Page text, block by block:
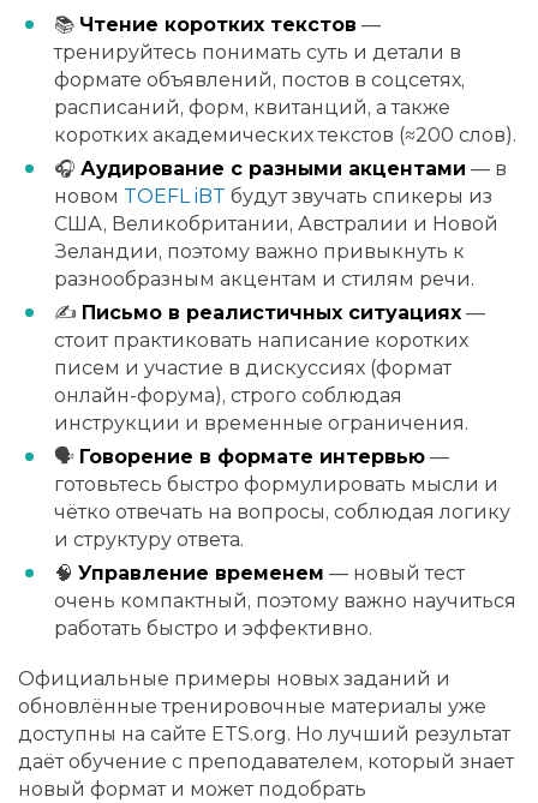
📚 Чтение коротких текстов —
тренируйтесь понимать суть и детали в
формате объявлений, постов в соцсетях,
расписаний, форм, квитанций, а также
коротких академических текстов (≈200 слов).
🎧 Аудирование с разными акцентами — в
новом TOEFL iBT будут звучать спикеры из
США, Великобритании, Австралии и Новой
Зеландии, поэтому важно привыкнуть к
разнообразным акцентам и стилям речи.
✍️ Письмо в реалистичных ситуациях —
стоит практиковать написание коротких
писем и участие в дискуссиях (формат
онлайн-форума), строго соблюдая
инструкции и временные ограничения.
🗣 Говорение в формате интервью —
готовьтесь быстро формулировать мысли и
чётко отвечать на вопросы, соблюдая логику
и структуру ответа.
🧠 Управление временем — новый тест
очень компактный, поэтому важно научиться
работать быстро и эффективно.
Официальные примеры новых заданий и
обновлённые тренировочные материалы уже
доступны на сайте ETS.org. Но лучший результат
даёт обучение с преподавателем, который знает
новый формат и может подобрать